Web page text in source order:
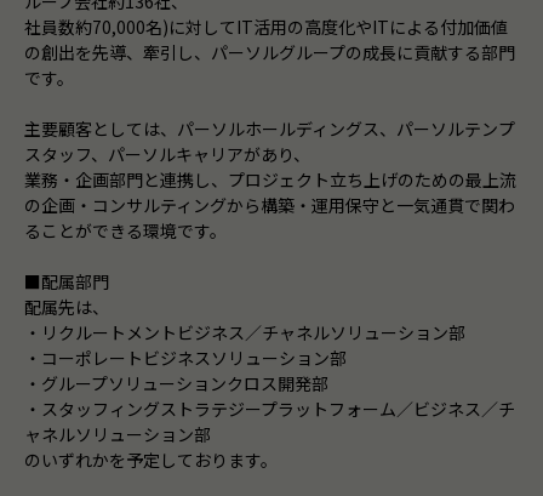
社員数約70,000名)に対してIT活用の高度化やITによる付加価値
の創出を先導、牽引し、パーソルグループの成長に貢献する部門
です。
主要顧客としては、パーソルホールディングス、パーソルテンプ
スタッフ、パーソルキャリアがあり、
業務・企画部門と連携し、プロジェクト立ち上げのための最上流
の企画・コンサルティングから構築・運用保守と一気通貫で関わ
ることができる環境です。
■配属部門
配属先は、
・リクルートメントビジネス／チャネルソリューション部
・コーポレートビジネスソリューション部
・グループソリューションクロス開発部
・スタッフィングストラテジープラットフォーム／ビジネス／チ
ャネルソリューション部
のいずれかを予定しております。